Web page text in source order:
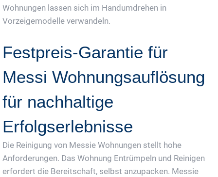
Wohnungen lassen sich im Handumdrehen in
Vorzeigemodelle verwandeln.
Festpreis-Garantie für
Messi Wohnungsauflösung
für nachhaltige
Erfolgserlebnisse
Die Reinigung von Messie Wohnungen stellt hohe
Anforderungen. Das Wohnung Entrümpeln und Reinigen
erfordert die Bereitschaft, selbst anzupacken. Messie